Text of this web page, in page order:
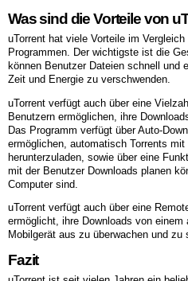
Was sind die Vorteile von
uTorrent hat viele Vorteile im
Programmen. Der wichtigste ist die
können Benutzer Dateien schnell und
Zeit und Energie zu verschwenden.
uTorrent verfügt auch über eine
Benutzern ermöglichen, ihre
Das Programm verfügt über Auto-
ermöglichen, automatisch Torrents
herunterzuladen, sowie über eine
mit der Benutzer Downloads planen
Computer sind.
uTorrent verfügt auch über eine
ermöglicht, ihre Downloads von einem
Mobilgerät aus zu überwachen und zu
Fazit